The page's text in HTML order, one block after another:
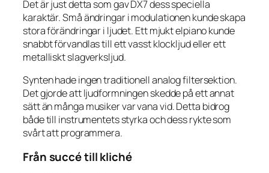
Det är just detta som gav DX7 dess speciella
karaktär. Små ändringar i modulationen kunde skapa
stora förändringar i ljudet. Ett mjukt elpiano kunde
snabbt förvandlas till ett vasst klockljud eller ett
metalliskt slagverksljud.
Synten hade ingen traditionell analog filtersektion.
Det gjorde att ljudformningen skedde på ett annat
sätt än många musiker var vana vid. Detta bidrog
både till instrumentets styrka och dess rykte som
svårt att programmera.
Från succé till kliché